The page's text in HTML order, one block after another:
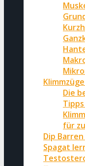
Die
für
Dip
Spagat